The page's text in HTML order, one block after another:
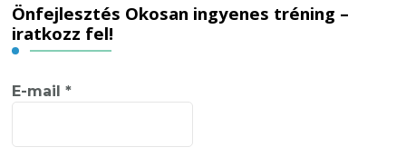
Önfejlesztés Okosan ingyenes tréning –
iratkozz fel!
E-mail*